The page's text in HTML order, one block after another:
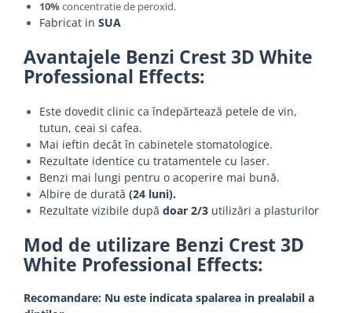
10%concentratie de peroxid.
Fabricat in SUA
Avantajele Benzi Crest 3D White
Professional Effects:
Este dovedit clinic ca îndepărtează petele de vin,
tutun, ceai si cafea.
Mai ieftin decât în cabinetele stomatologice.
Rezultate identice cu tratamentele cu laser.
Benzi mai lungi pentru o acoperire mai bună.
Albire de durată (24 luni).
Rezultate vizibile după doar 2/3 utilizări a plasturilor
Mod de utilizare Benzi Crest 3D
White Professional Effects:
Recomandare: Nu este indicata spalarea in prealabil a